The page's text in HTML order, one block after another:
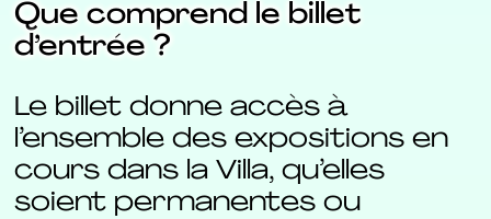
Que comprend le billet
d’entrée ?
Le billet donne accès à
l’ensemble des expositions en
cours dans la Villa, qu’elles
soient permanentes ou